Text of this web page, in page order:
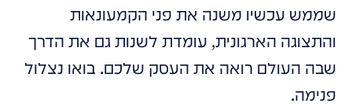
שממש עכשיו משנה את פני הקמעונאות
והתצוגה הארגונית, עומדת לשנות גם את הדרך
שבה העולם רואה את העסק שלכם. בואו נצלול
פנימה.